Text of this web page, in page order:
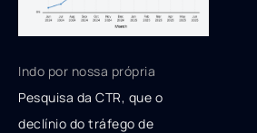
Indo por nossa própria
Pesquisa da CTR, que o
declínio do tráfego de